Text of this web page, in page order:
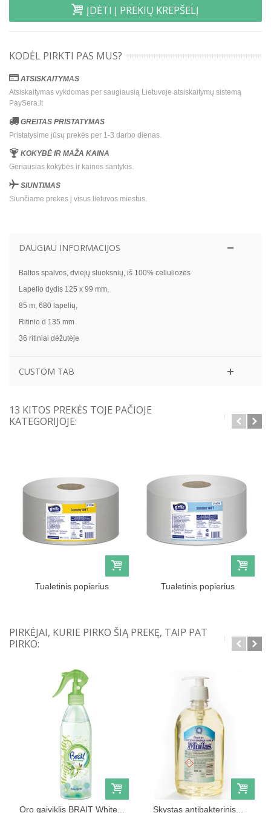
ĮDĖTI Į PREKIŲ KREPŠELĮ
KODĖL PIRKTI PAS MUS?
ATSISKAITYMAS
Atsiskaitymas vykdomas per saugiausią Lietuvoje atsiskaitymų sistemą
PaySera.lt
GREITAS PRISTATYMAS
Pristatysime jūsų prekės per 1-3 darbo dienas.
KOKYBĖ IR MAŽA KAINA
Geriausias kokybės ir kainos santykis.
SIUNTIMAS
Siunčiame prekes į visus lietuvos miestus.
DAUGIAU INFORMACIJOS
Baltos spalvos, dviejų sluoksnių, iš 100% celiuliozės
Lapelio dydis 125 x 99 mm,
85 m, 680 lapelių,
Ritinio d 135 mm
36 ritiniai dėžutėje
CUSTOM TAB
13 KITOS PREKĖS TOJE PAČIOJE
KATEGORIJOJE:
Tualetinis popierius
Tualetinis popierius
PIRKĖJAI, KURIE PIRKO ŠIĄ PREKĘ, TAIP PAT
PIRKO:
Oro gaiviklis BRAIT White... Skystas antibakterinis...